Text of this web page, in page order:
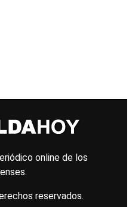
online de los
reservados.